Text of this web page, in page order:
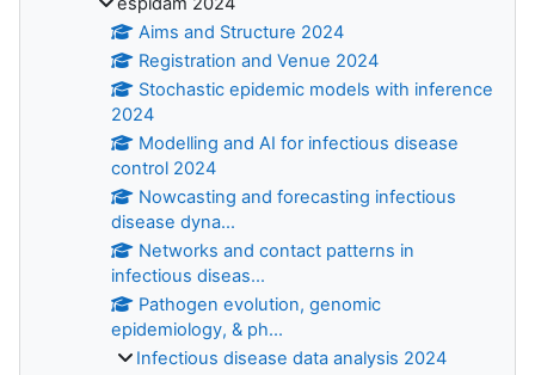
Aims and Structure 2024
Registration and Venue 2024
Stochastic epidemic models with inference
2024
Modelling and AI for infectious disease
control 2024
Nowcasting and forecasting infectious
disease dyna...
Networks and contact patterns in
infectious diseas...
Pathogen evolution, genomic
epidemiology, & ph...
Infectious disease data analysis 2024